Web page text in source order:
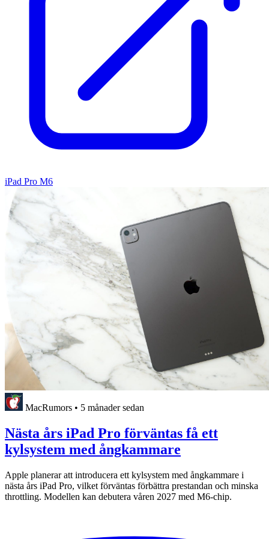
iPad Pro M6
MacRumors • 5 månader sedan
Nästa års iPad Pro förväntas få ett
kylsystem med ångkammare
Apple planerar att introducera ett kylsystem med ångkammare i
nästa års iPad Pro, vilket förväntas förbättra prestandan och minska
throttling. Modellen kan debutera våren 2027 med M6-chip.